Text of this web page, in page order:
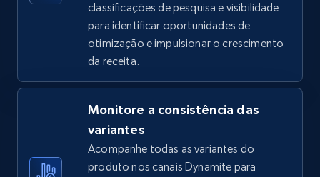
668+ Comece agora
TikTok Shop - category
URL, Title, Available, Description, Currency, Initial
price, Final price, Discount percent, and more.
5.4K+ 668+ Comece agora
classificações de pesquisa e visibilidade
para identificar oportunidades de
otimização e impulsionar o crescimento
da receita.
Monitore a consistência das
variantes
Acompanhe todas as variantes do
produto nos canais Dynamite para